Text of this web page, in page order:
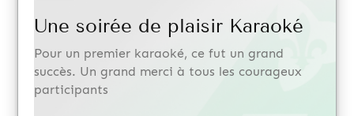
Une soirée de plaisir Karaoké
Pour un premier karaoké, ce fut un grand
succès. Un grand merci à tous les courageux
participants